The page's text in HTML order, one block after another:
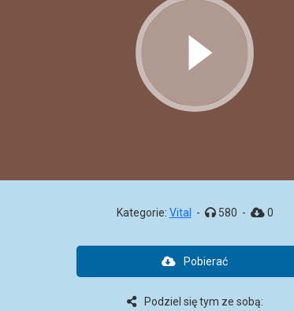
Kategorie: Vital - 580 - 0
Pobierać
Podziel się tym ze sobą: